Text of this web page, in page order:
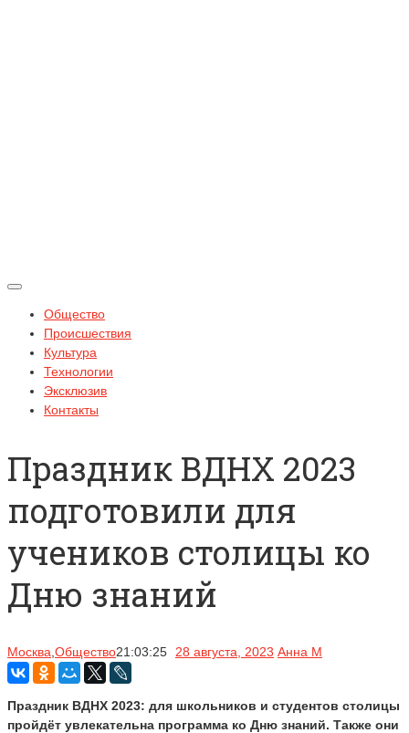
Общество
Происшествия
Культура
Технологии
Эксклюзив
Контакты
Праздник ВДНХ 2023
подготовили для
учеников столицы ко
Дню знаний
Москва Общество21:03:25 28 августа, 2023 Анна М
Праздник ВДНХ 2023: для школьников и студентов столицы
пройдёт увлекательна программа ко Дню знаний. Также они